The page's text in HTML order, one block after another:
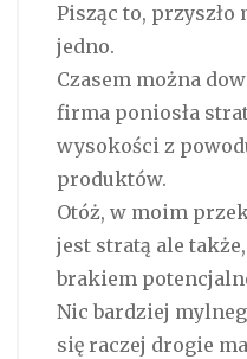
Pisząc to, przyszło
jedno.
Czasem można
firma poniosła
wysokości z
produktów.
Otóż, w moim
jest stratą ale
brakiem
Nic bardziej
się raczej drogie